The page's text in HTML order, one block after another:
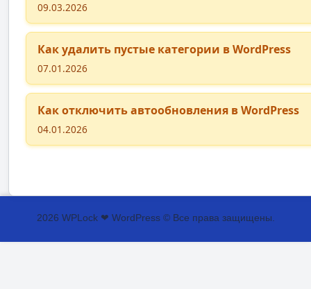
09.03.2026
Как удалить пустые категории в WordPress
07.01.2026
Как отключить автообновления в WordPress
04.01.2026
2026 WPLock ❤ WordPress © Все права защищены.